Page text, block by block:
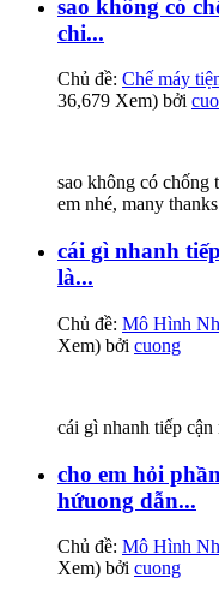
sao không có
chi...
Chủ đề: Chế máy
36,679 Xem) bởi
sao không có chống
em nhé, many
cái gì nhanh
là...
Chủ đề: Mô Hình
Xem) bởi cuong
cái gì nhanh tiếp
cho em hỏi
hứuong dẫn...
Chủ đề: Mô Hình
Xem) bởi cuong